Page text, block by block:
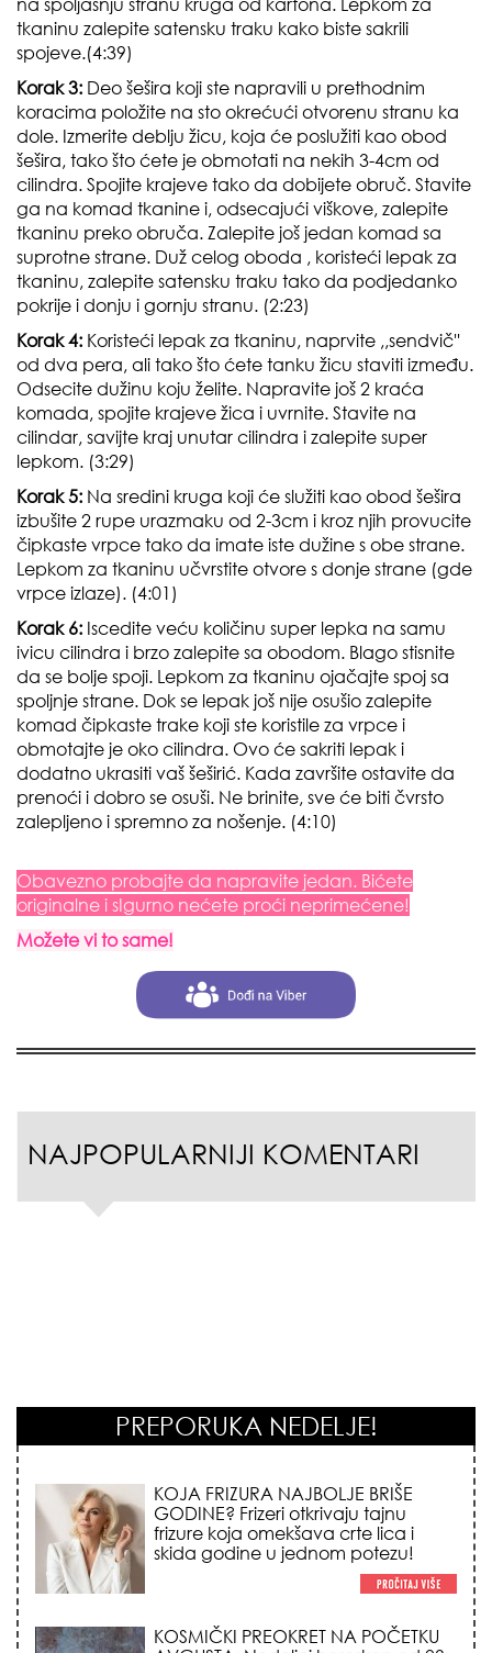
na spoljašnju stranu kruga od kartona. Lepkom za
tkaninu zalepite satensku traku kako biste sakrili
spojeve.(4:39)
Korak 3: Deo šešira koji ste napravili u prethodnim
koracima položite na sto okrećući otvorenu stranu ka
dole. Izmerite deblju žicu, koja će poslužiti kao obod
šešira, tako što ćete je obmotati na nekih 3-4cm od
cilindra. Spojite krajeve tako da dobijete obruč. Stavite
ga na komad tkanine i, odsecajući viškove, zalepite
tkaninu preko obruča. Zalepite još jedan komad sa
suprotne strane. Duž celog oboda , koristeći lepak za
tkaninu, zalepite satensku traku tako da podjedanko
pokrije i donju i gornju stranu. (2:23)
Korak 4: Koristeći lepak za tkaninu, naprvite ,,sendvič''
od dva pera, ali tako što ćete tanku žicu staviti između.
Odsecite dužinu koju želite. Napravite još 2 kraća
komada, spojite krajeve žica i uvrnite. Stavite na
cilindar, savijte kraj unutar cilindra i zalepite super
lepkom. (3:29)
Korak 5: Na sredini kruga koji će služiti kao obod šešira
izbušite 2 rupe urazmaku od 2-3cm i kroz njih provucite
čipkaste vrpce tako da imate iste dužine s obe strane.
Lepkom za tkaninu učvrstite otvore s donje strane (gde
vrpce izlaze). (4:01)
Korak 6: Iscedite veću količinu super lepka na samu
ivicu cilindra i brzo zalepite sa obodom. Blago stisnite
da se bolje spoji. Lepkom za tkaninu ojačajte spoj sa
spoljnje strane. Dok se lepak još nije osušio zalepite
komad čipkaste trake koji ste koristile za vrpce i
obmotajte je oko cilindra. Ovo će sakriti lepak i
dodatno ukrasiti vaš šeširić. Kada završite ostavite da
prenoći i dobro se osuši. Ne brinite, sve će biti čvrsto
zalepljeno i spremno za nošenje. (4:10)
Obavezno probajte da napravite jedan. Bićete
originalne i sIgurno nećete proći neprimećene!
Možete vi to same!
NAJPOPULARNIJI KOMENTARI
PREPORUKA NEDELJE!
KOSMIČKI PREOKRET NA POČETKU
AVGUSTA: Nedeljni horoskop od 03.
do 09. avgusta 2026. godine donosi
vatrenu energiju sezone Lava,
iznenadni novac i prelomne